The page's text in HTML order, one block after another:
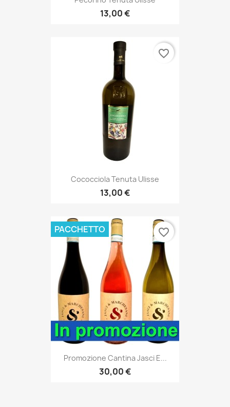
13,00 €
Cococciola Tenuta Ulisse
13,00 €
favorite_border
Promozione Cantina Jasci E...
30,00 €
PACCHETTO favorite_border